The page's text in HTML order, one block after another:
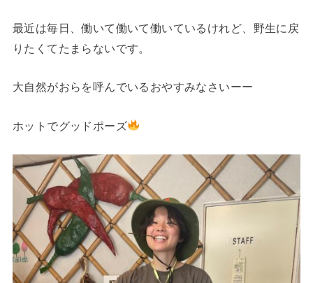
最近は毎日、働いて働いて働いているけれど、野生に戻
りたくてたまらないです。
大自然がおらを呼んでいるおやすみなさいーー
ホットでグッドポーズ